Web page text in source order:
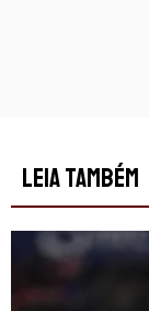
LEIA TAMBÉM